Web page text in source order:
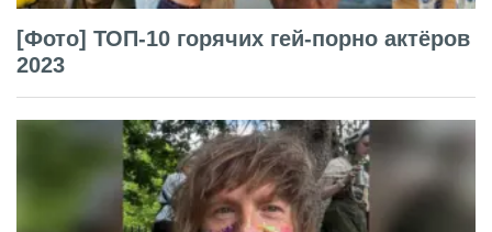
[Фото] ТОП-10 горячих гей-порно актёров
2023